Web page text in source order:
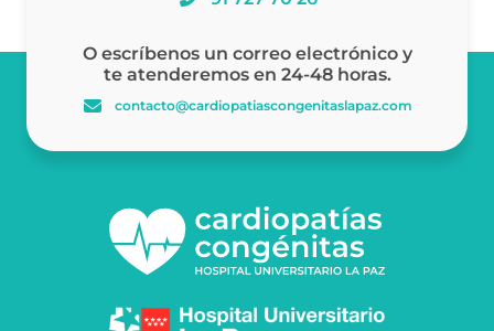
O escríbenos un correo electrónico y
te atenderemos en 24-48 horas.
contacto@cardiopatiascongenitaslapaz.com